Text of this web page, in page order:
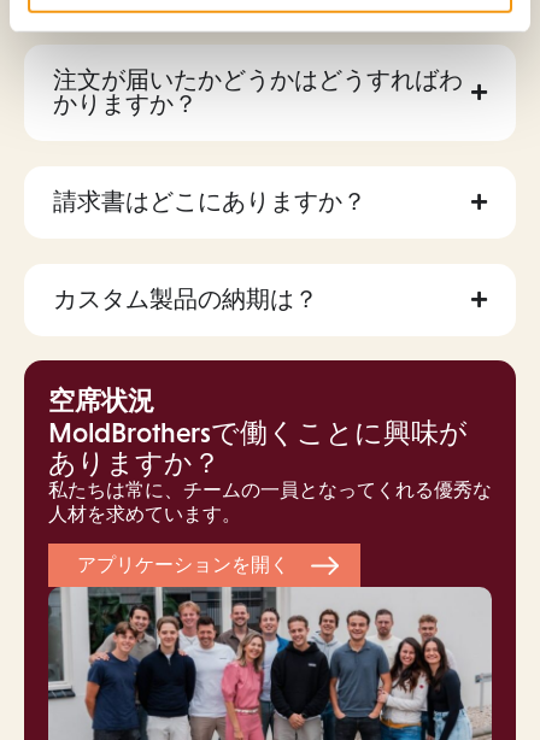
注文が届いたかどうかはどうすればわ
かりますか？
請求書はどこにありますか？
カスタム製品の納期は？
空席状況
MoldBrothersで働くことに興味が
ありますか？
私たちは常に、チームの一員となってくれる優秀な
人材を求めています。
アプリケーションを開く